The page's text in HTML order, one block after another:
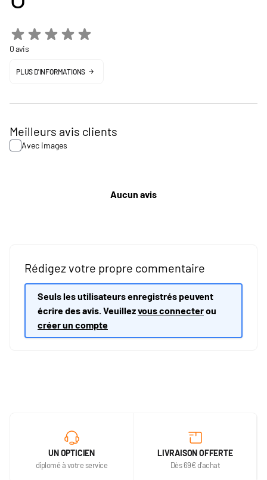
0 avis
PLUS D'INFORMATIONS
Meilleurs avis clients
Avec images
Aucun avis
Rédigez votre propre commentaire
Seuls les utilisateurs enregistrés peuvent
écrire des avis. Veuillezvous connecterou
créer un compte
UN OPTICIEN
diplomé à votre service
LIVRAISON OFFERTE
Dès 69€ d'achat